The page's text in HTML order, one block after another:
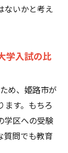
ないかと考え
学入試の比
め、姫路市が
ます。もちろ
学区への受験
質問でも教育